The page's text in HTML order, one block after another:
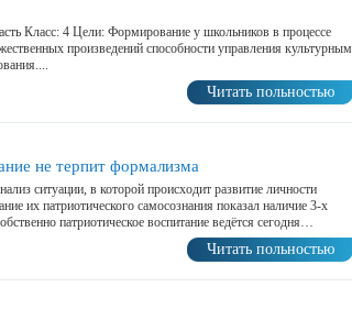
Класс: 4 Цели: Формирование у школьников в процессе
произведений способности управления культурным
Читать польностью
не терпит формализма
ситуации, в которой происходит развитие личности
их патриотического самосознания показал наличие 3-х
патриотическое воспитание ведётся сегодня…
Читать польностью